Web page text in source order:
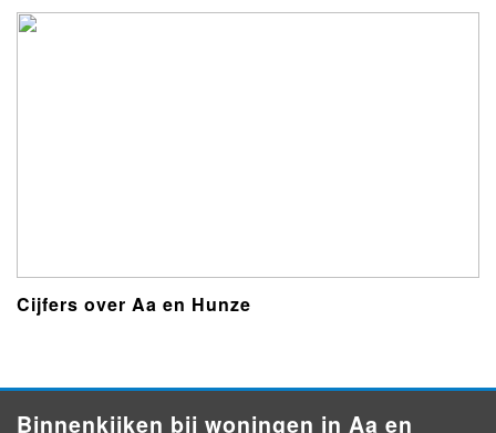
Cijfers over Aa en Hunze
Binnenkijken bij woningen in Aa en